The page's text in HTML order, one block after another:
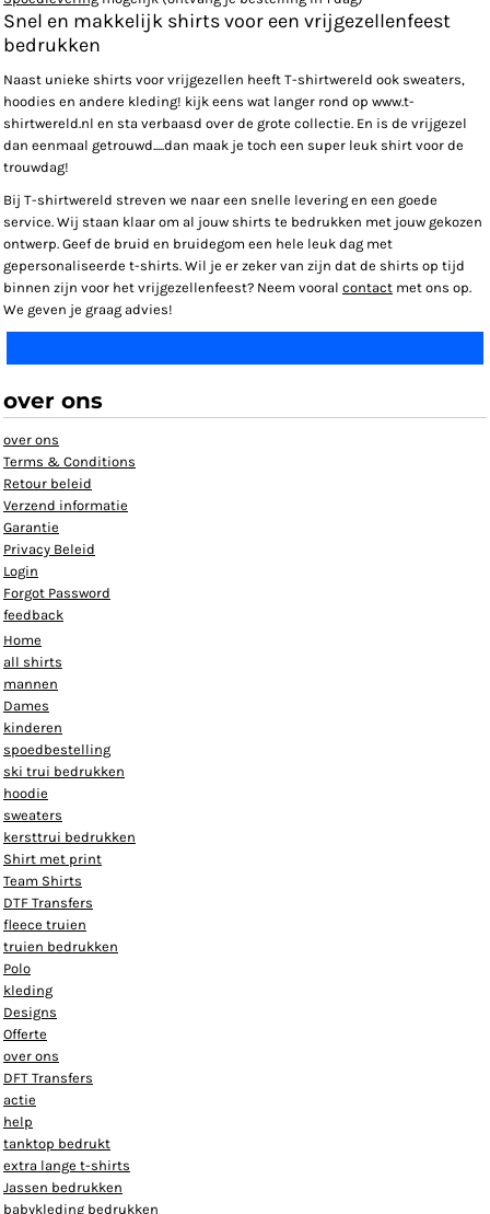
Snel en makkelijk shirts voor een vrijgezellenfeest
bedrukken
Naast unieke shirts voor vrijgezellen heeft T-shirtwereld ook sweaters,
hoodies en andere kleding! kijk eens wat langer rond op www.t-
shirtwereld.nl en sta verbaasd over de grote collectie. En is de vrijgezel
dan eenmaal getrouwd.....dan maak je toch een super leuk shirt voor de
trouwdag!
Bij T-shirtwereld streven we naar een snelle levering en een goede
service. Wij staan klaar om al jouw shirts te bedrukken met jouw gekozen
ontwerp. Geef de bruid en bruidegom een hele leuk dag met
gepersonaliseerde t-shirts. Wil je er zeker van zijn dat de shirts op tijd
binnen zijn voor het vrijgezellenfeest? Neem vooral contact met ons op.
We geven je graag advies!
over ons
over ons
Terms & Conditions
Retour beleid
Verzend informatie
Garantie
Privacy Beleid
Login
Forgot Password
feedback
Home
all shirts
mannen
Dames
kinderen
spoedbestelling
ski trui bedrukken
hoodie
sweaters
kersttrui bedrukken
Shirt met print
Team Shirts
DTF Transfers
fleece truien
truien bedrukken
Polo
kleding
Designs
Offerte
over ons
DFT Transfers
actie
help
tanktop bedrukt
extra lange t-shirts
Jassen bedrukken
babykleding bedrukken